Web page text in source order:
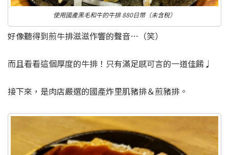
使用國產黑毛和牛的牛排 880日幣（未含稅）
好像聽得到煎牛排滋滋作響的聲音…（笑）
而且看看這個厚度的牛排！只有滿足感可言的一道佳餚♩
接下來，是肉店嚴選的國產炸里肌豬排＆煎豬排。